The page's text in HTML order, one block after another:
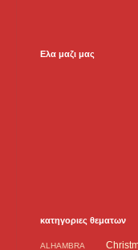
Ελα μαζι μας
κατηγοριες θεματων
ALHAMBRA